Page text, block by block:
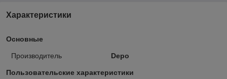
Характеристики
Основные
Производитель Depo
Пользовательские характеристики